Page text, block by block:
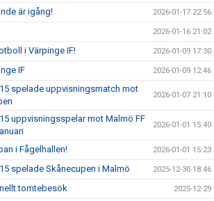
är igång! 2026-01-17 22:56
2026-01-16 21:02
i Värpinge IF! 2026-01-09 17:30
IF 2026-01-09 12:46
spelade uppvisningsmatch mot
2026-01-07 21:10
uppvisningsspelar mot Malmö FF
2026-01-01 15:40
i Fågelhallen! 2026-01-01 15:23
spelade Skånecupen i Malmö 2025-12-30 18:46
tomtebesök 2025-12-29